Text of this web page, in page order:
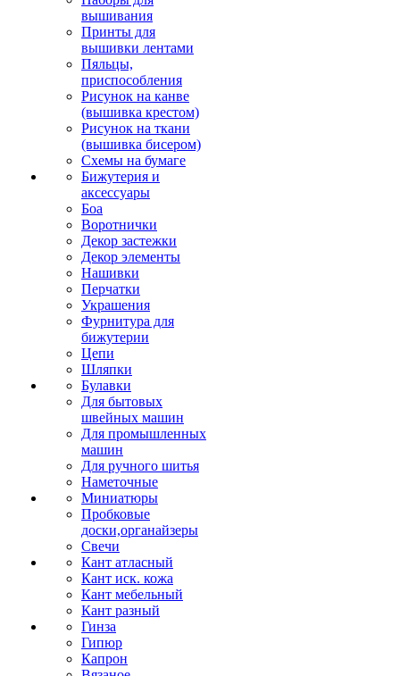
вышивания
Принты для
вышивки лентами
Пяльцы,
приспособления
Рисунок на канве
(вышивка крестом)
Рисунок на ткани
(вышивка бисером)
Схемы на бумаге
Бижутерия и
аксессуары
Боа
Воротнички
Декор застежки
Декор элементы
Нашивки
Перчатки
Украшения
Фурнитура для
бижутерии
Цепи
Шляпки
Булавки
Для бытовых
швейных машин
Для промышленных
машин
Для ручного шитья
Наметочные
Миниатюры
Пробковые
доски,органайзеры
Свечи
Кант атласный
Кант иск. кожа
Кант мебельный
Кант разный
Гинза
Гипюр
Капрон